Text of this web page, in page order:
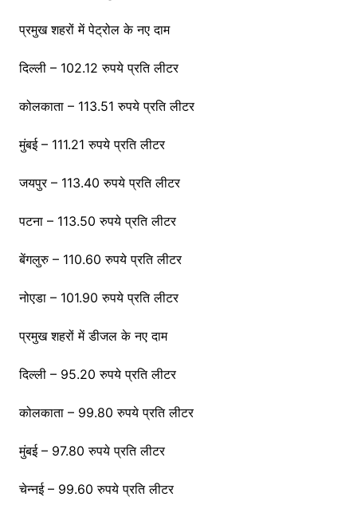
प्रमुख शहरों में पेट्रोल के नए दाम
दिल्ली – 102.12 रुपये प्रति लीटर
कोलकाता – 113.51 रुपये प्रति लीटर
मुंबई – 111.21 रुपये प्रति लीटर
जयपुर – 113.40 रुपये प्रति लीटर
पटना – 113.50 रुपये प्रति लीटर
बेंगलुरु – 110.60 रुपये प्रति लीटर
नोएडा – 101.90 रुपये प्रति लीटर
प्रमुख शहरों में डीजल के नए दाम
दिल्ली – 95.20 रुपये प्रति लीटर
कोलकाता – 99.80 रुपये प्रति लीटर
मुंबई – 97.80 रुपये प्रति लीटर
चेन्नई – 99.60 रुपये प्रति लीटर